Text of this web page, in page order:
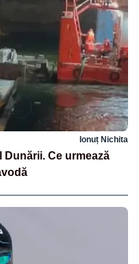
Ionuț Nichita
Ce urmează